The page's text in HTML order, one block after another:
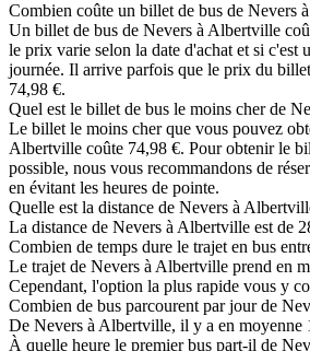
Combien coûte un billet de bus de Nevers
Un billet de bus de Nevers à Albertville
le prix varie selon la date d'achat et si c'est
journée. Il arrive parfois que le prix du
74,98 €.
Quel est le billet de bus le moins cher de
Le billet le moins cher que vous pouvez
Albertville coûte 74,98 €. Pour obtenir le
possible, nous vous recommandons de
en évitant les heures de pointe.
Quelle est la distance de Nevers à
La distance de Nevers à Albertville est de
Combien de temps dure le trajet en bus
Le trajet de Nevers à Albertville prend en
Cependant, l'option la plus rapide vous y
Combien de bus parcourent par jour de
De Nevers à Albertville, il y a en moyenne
À quelle heure le premier bus part-il de